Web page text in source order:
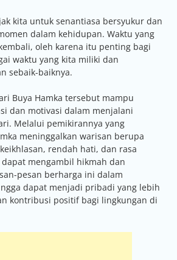
kita untuk senantiasa bersyukur dan
dalam kehidupan. Waktu yang
oleh karena itu penting bagi
waktu yang kita miliki dan
sebaik-baiknya.
Buya Hamka tersebut mampu
dan motivasi dalam menjalani
Melalui pemikirannya yang
meninggalkan warisan berupa
rendah hati, dan rasa
dapat mengambil hikmah dan
pesan berharga ini dalam
dapat menjadi pribadi yang lebih
kontribusi positif bagi lingkungan di